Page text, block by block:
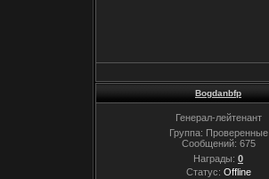
Bogdanbfp
Генерал-лейтенант
Группа: Проверенные
Сообщений: 675
Награды: 0
Статус: Offline